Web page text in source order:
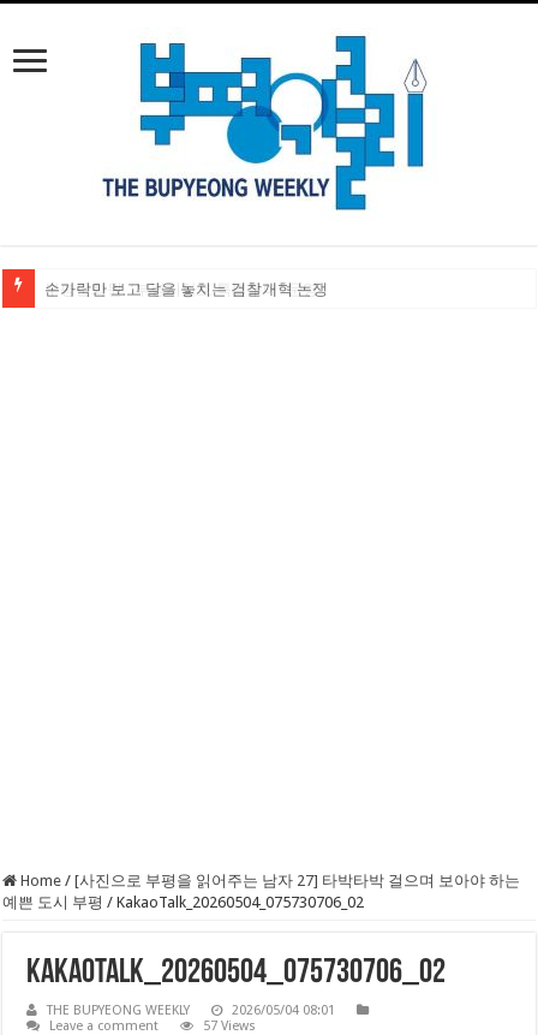
손가락만 보고 달을 놓치는 검찰개혁 논쟁
Home / [사진으로 부평을 읽어주는 남자 27] 타박타박 걸으며 보아야 하는
예쁜 도시 부평 / KakaoTalk_20260504_075730706_02
KakaoTalk_20260504_075730706_02
THE BUPYEONG WEEKLY
2026/05/04 08:01
Leave a comment
57 Views